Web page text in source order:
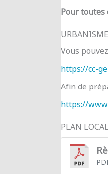
Pour toutes
Vous
https://cc-
Afin de
https://
PLAN